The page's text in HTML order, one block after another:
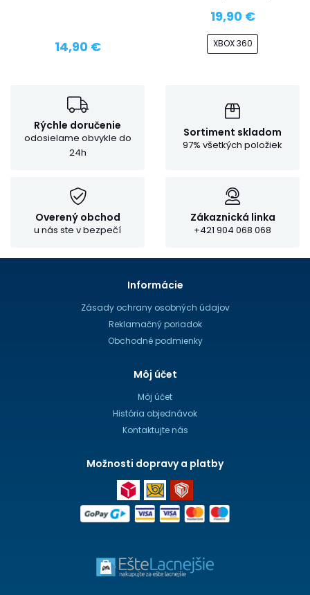
14,90 €
19,90 €
XBOX 360
Rýchle doručenie
odosielame obvykle do
24h
Sortiment skladom
97% všetkých položiek
Overený obchod
u nás ste v bezpečí
Zákaznická linka
+421 904 068 068
Informácie
Zásady ochrany osobných údajov
Reklamačný poriadok
Obchodné podmienky
Môj účet
Môj účet
História objednávok
Kontaktujte nás
Možnosti dopravy a platby